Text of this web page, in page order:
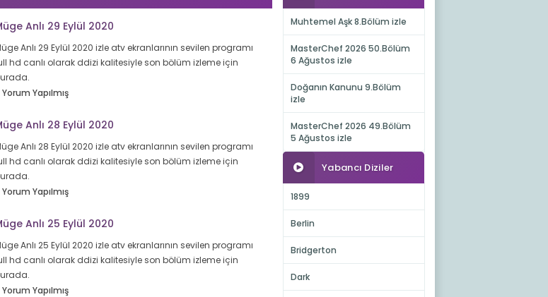
Anlı 29 Eylül 2020
Anlı 29 Eylül 2020 izle atv ekranlarının sevilen programı
hd canlı olarak ddizi kalitesiyle son bölüm izleme için
Yapılmış
Anlı 28 Eylül 2020
Anlı 28 Eylül 2020 izle atv ekranlarının sevilen programı
hd canlı olarak ddizi kalitesiyle son bölüm izleme için
Yapılmış
Anlı 25 Eylül 2020
Anlı 25 Eylül 2020 izle atv ekranlarının sevilen programı
hd canlı olarak ddizi kalitesiyle son bölüm izleme için
Yapılmış
Muhtemel Aşk 8.Bölüm izle
MasterChef 2026 50.Bölüm
6 Ağustos izle
Doğanın Kanunu 9.Bölüm
izle
MasterChef 2026 49.Bölüm
5 Ağustos izle
Yabancı Diziler
1899
Berlin
Bridgerton
Dark